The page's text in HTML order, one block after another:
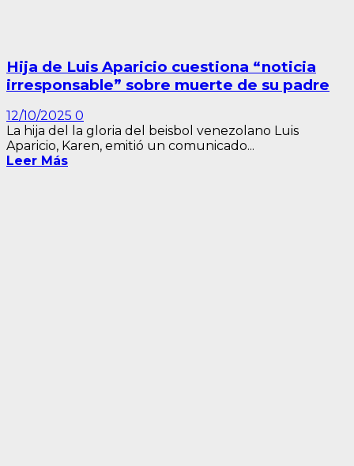
Hija de Luis Aparicio cuestiona “noticia
irresponsable” sobre muerte de su padre
12/10/2025 0
La hija del la gloria del beisbol venezolano Luis
Aparicio, Karen, emitió un comunicado...
Leer Más